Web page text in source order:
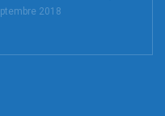
2018